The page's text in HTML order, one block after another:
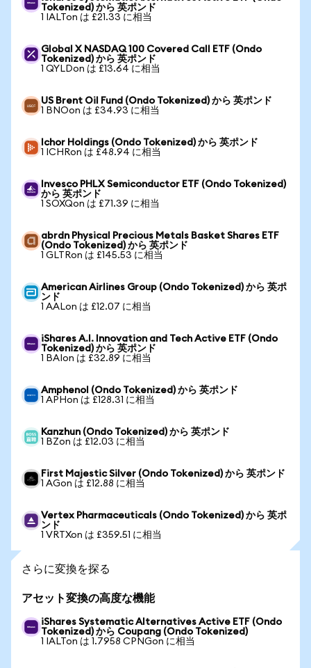
Tokenized) から 英ポンド
1 IALTon は £21.33 に相当
Global X NASDAQ 100 Covered Call ETF (Ondo
Tokenized) から 英ポンド
1 QYLDon は £13.64 に相当
US Brent Oil Fund (Ondo Tokenized) から 英ポンド
1 BNOon は £34.93 に相当
Ichor Holdings (Ondo Tokenized) から 英ポンド
1 ICHRon は £48.94 に相当
Invesco PHLX Semiconductor ETF (Ondo Tokenized)
から 英ポンド
1 SOXQon は £71.39 に相当
abrdn Physical Precious Metals Basket Shares ETF
(Ondo Tokenized) から 英ポンド
1 GLTRon は £145.53 に相当
American Airlines Group (Ondo Tokenized) から 英ポ
ンド
1 AALon は £12.07 に相当
iShares A.I. Innovation and Tech Active ETF (Ondo
Tokenized) から 英ポンド
1 BAIon は £32.89 に相当
Amphenol (Ondo Tokenized) から 英ポンド
1 APHon は £128.31 に相当
Kanzhun (Ondo Tokenized) から 英ポンド
1 BZon は £12.03 に相当
First Majestic Silver (Ondo Tokenized) から 英ポンド
1 AGon は £12.88 に相当
Vertex Pharmaceuticals (Ondo Tokenized) から 英ポ
ンド
1 VRTXon は £359.51 に相当
さらに変換を探る
アセット変換の高度な機能
iShares Systematic Alternatives Active ETF (Ondo
Tokenized) から Coupang (Ondo Tokenized)
1 IALTon は 1.7958 CPNGon に相当